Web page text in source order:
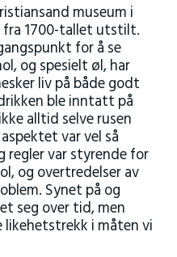
museum i
1700-tallet utstilt.
for å se
og spesielt øl, har
liv på både godt
ble inntatt på
alltid selve rusen
var vel så
regler var styrende for
og overtredelser av
Synet på og
seg over tid, men
i måten vi